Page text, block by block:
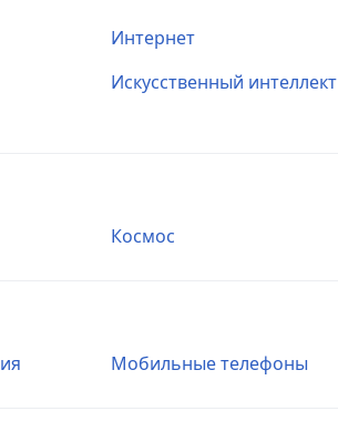
Интернет
Искусственный интеллект
Космос
Мобильные телефоны